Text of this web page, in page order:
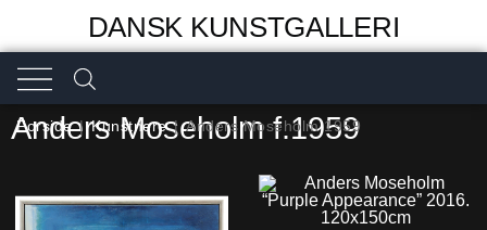
DANSK KUNSTGALLERI
Forside|Kunstnere|Anders Moseholm 1959
Anders Moseholm f.1959